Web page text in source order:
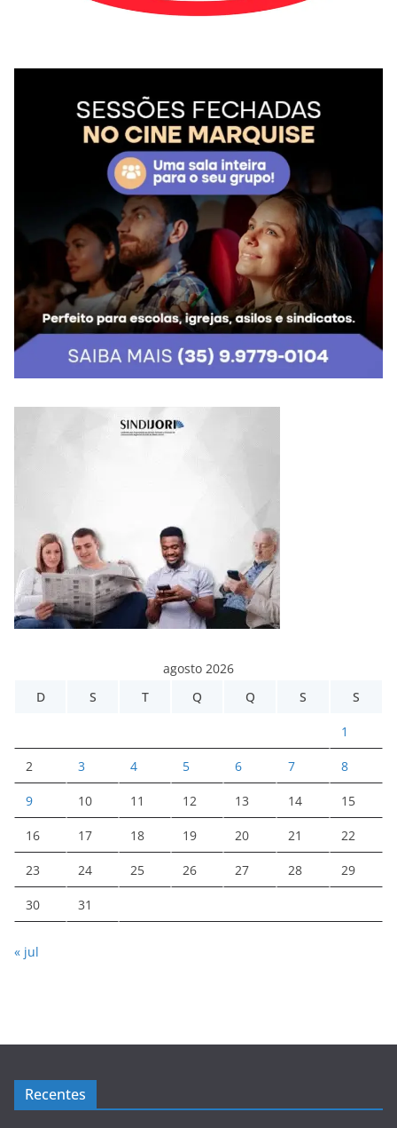
agosto 2026
D
S T Q Q S S
1
2 3 4 5 6 7 8
9 10 11 12 13 14 15
16 17 18 19 20 21 22
23 24 25 26 27 28 29
30 31
« jul
Recentes